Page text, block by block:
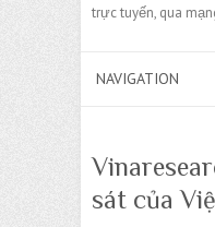
trực tuyến, qua
sát của